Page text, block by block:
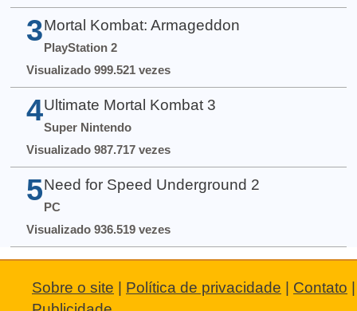
3 Mortal Kombat: Armageddon
PlayStation 2
Visualizado 999.521 vezes
4 Ultimate Mortal Kombat 3
Super Nintendo
Visualizado 987.717 vezes
5 Need for Speed Underground 2
PC
Visualizado 936.519 vezes
Sobre o site | Política de privacidade | Contato |